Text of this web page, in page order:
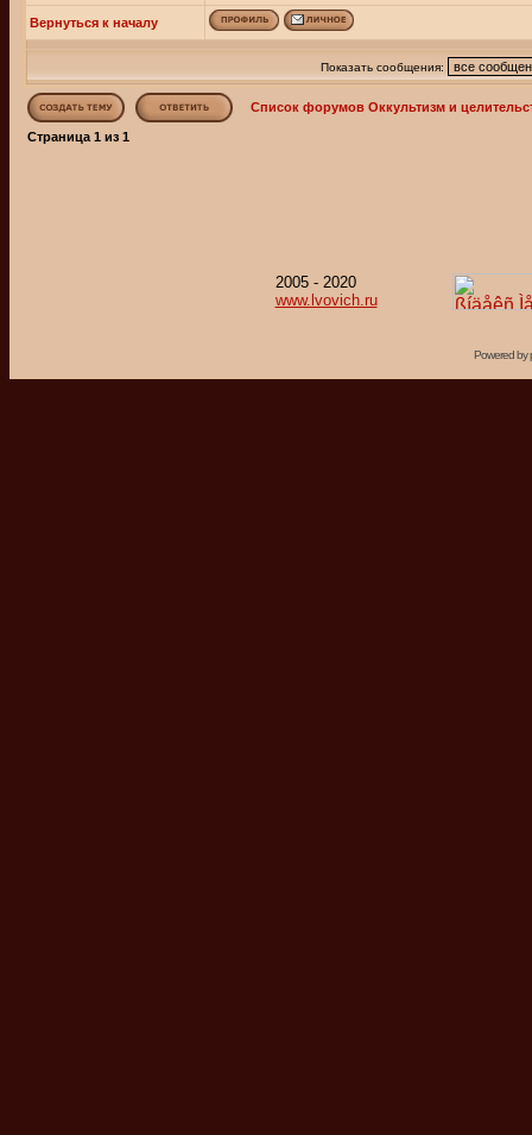
Вернуться к началу
Показать сообщения:
Список форумов Оккультизм и
Страница 1 из 1
2005 - 2020
www.lvovich.ru
Powered by